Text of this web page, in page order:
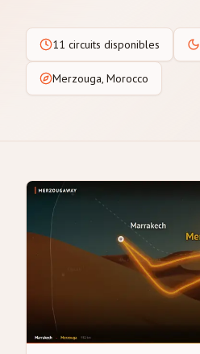
11 circuits disponibles
Merzouga, Morocco